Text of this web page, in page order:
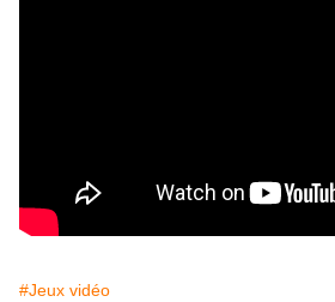
#Jeux vidéo